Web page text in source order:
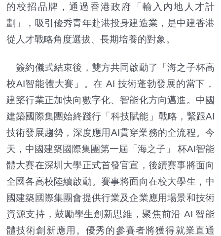
的校招品牌，通過香港政府「輸入內地人才計
劃」，吸引優秀青年赴港投身建造業，是中建香港
從人才戰略角度選拔、長期培養的對象。
簽約儀式結束後，雙方共同啟動了「海之子杯高
校AI智能體大賽」。在 AI 技術蓬勃發展的當下，
建築行業正加快向數字化、智能化方向邁進。中國
建築國際集團始終踐行「科技賦能」戰略，緊跟AI
技術發展趨勢，深度應用AI貫穿業務的全流程。今
天，中國建築國際集團第一屆「海之子」 杯AI智能
體大賽在深圳大學正式首發官宣，後續賽事將面向
全國各高校陸續啟動。賽事將面向在校大學生，中
國建築國際集團會提供行業及企業應用場景和技術
資源支持，鼓勵學生創新思維，聚焦前沿 AI 智能
體技術創新應用。優秀的參賽者將獲得就業直通